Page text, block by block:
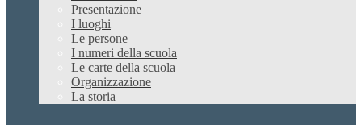
Presentazione
I luoghi
Le persone
I numeri della scuola
Le carte della scuola
Organizzazione
La storia